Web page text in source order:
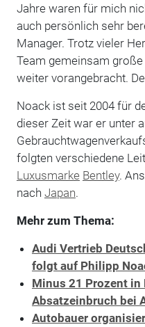
Jahre waren für mich
auch persönlich sehr
Manager. Trotz vieler
Team gemeinsam
weiter vorangebracht.
Noack ist seit 2004 für
dieser Zeit war er unter
folgten verschiedene
Luxusmarke Bentley.
nach Japan.
Mehr zum Thema:
Audi Vertrieb
folgt auf Philipp
Minus 21 Prozent in
Absatzeinbruch bei
Autobauer